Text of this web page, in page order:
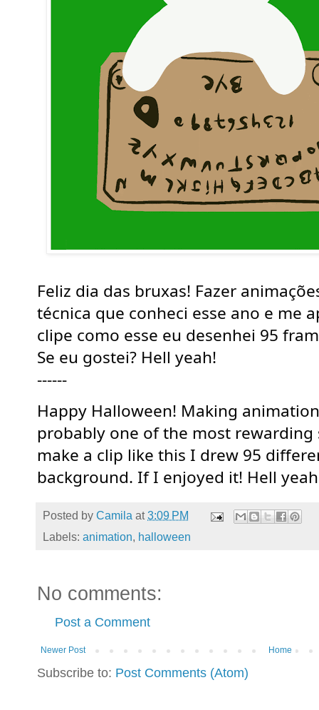
Feliz dia das bruxas! Fazer
técnica que conheci esse ano e me
clipe como esse eu desenhei 95
Se eu gostei? Hell yeah!
------
Happy Halloween! Making
probably one of the most rewarding
make a clip like this I drew 95
background. If I enjoyed it! Hell
Posted by Camila at3:09 PM
Labels: animation, halloween
No comments:
Post a Comment
Newer Post Home
Subscribe to: Post Comments (Atom)